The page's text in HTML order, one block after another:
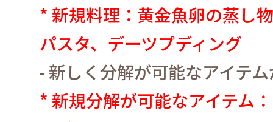
* 新規料理：黄金魚卵の蒸し
パスタ、デーツプディング
-新しく分解が可能なアイテ
* 新規分解が可能なアイテム ：